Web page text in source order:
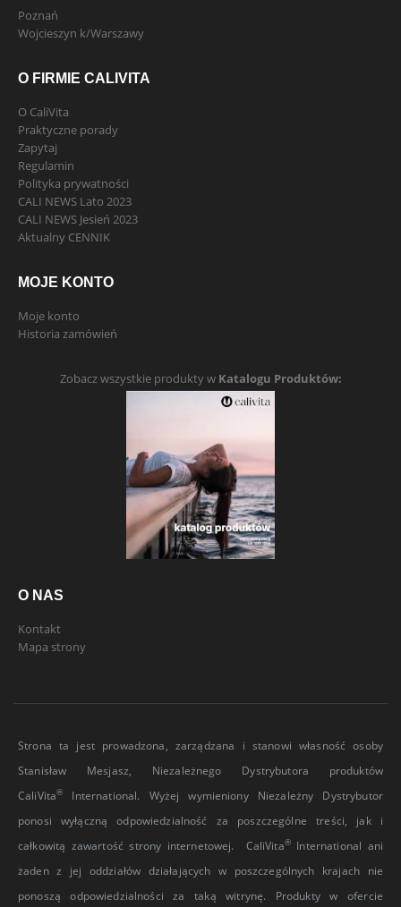
Poznań
Wojcieszyn k/Warszawy
O FIRMIE CALIVITA
O CaliVita
Praktyczne porady
Zapytaj
Regulamin
Polityka prywatności
CALI NEWS Lato 2023
CALI NEWS Jesień 2023
Aktualny CENNIK
MOJE KONTO
Moje konto
Historia zamówień
Zobacz wszystkie produkty w Katalogu Produktów:
O NAS
Kontakt
Mapa strony
Strona ta jest prowadzona, zarządzana i stanowi własność osoby
Stanisław Mesjasz, Niezależnego Dystrybutora produktów
CaliVita®
International. Wyżej wymieniony Niezależny Dystrybutor
ponosi wyłączną odpowiedzialność za poszczególne treści, jak i
całkowitą zawartość strony internetowej. CaliVita®International ani
żaden z jej oddziałów działających w poszczególnych krajach nie
ponoszą odpowiedzialności za taką witrynę. Produkty w ofercie